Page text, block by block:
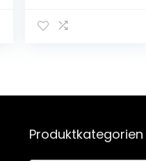
Nähte Frottee-
Produktkategorien